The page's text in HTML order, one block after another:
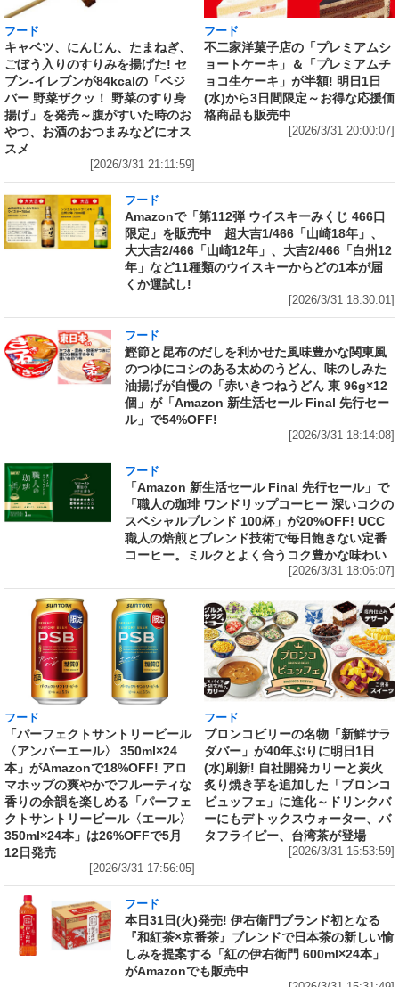
フード
キャベツ、にんじん、たまねぎ、
ごぼう入りのすりみを揚げた! セ
ブン‐イレブンが84kcalの「ベジ
バー 野菜ザクッ！ 野菜のすり身
揚げ」を発売～腹がすいた時のお
やつ、お酒のおつまみなどにオス
スメ
[2026/3/31 21:11:59]
フード
不二家洋菓子店の「プレミアムシ
ョートケーキ」＆「プレミアムチ
ョコ生ケーキ」が半額! 明日1日
(水)から3日間限定～お得な応援価
格商品も販売中
[2026/3/31 20:00:07]
フード
Amazonで「第112弾 ウイスキーみくじ 466口
限定」を販売中 超大吉1/466「山崎18年」、
大大吉2/466「山崎12年」、大吉2/466「白州12
年」など11種類のウイスキーからどの1本が届
くか運試し!
[2026/3/31 18:30:01]
フード
鰹節と昆布のだしを利かせた風味豊かな関東風
のつゆにコシのある太めのうどん、味のしみた
油揚げが自慢の「赤いきつねうどん 東 96g×12
個」が「Amazon 新生活セール Final 先行セー
ル」で54%OFF!
[2026/3/31 18:14:08]
フード
「Amazon 新生活セール Final 先行セール」で
「職人の珈琲 ワンドリップコーヒー 深いコクの
スペシャルブレンド 100杯」が20%OFF! UCC
職人の焙煎とブレンド技術で毎日飽きない定番
コーヒー。ミルクとよく合うコク豊かな味わい
[2026/3/31 18:06:07]
フード
「パーフェクトサントリービール
〈アンバーエール〉 350ml×24
本」がAmazonで18%OFF! アロ
マホップの爽やかでフルーティな
香りの余韻を楽しめる「パーフェ
クトサントリービール〈エール〉
350ml×24本」は26%OFFで5月
12日発売
[2026/3/31 17:56:05]
フード
ブロンコビリーの名物「新鮮サラ
ダバー」が40年ぶりに明日1日
(水)刷新! 自社開発カリーと炭火
炙り焼き芋を追加した「ブロンコ
ビュッフェ」に進化～ドリンクバ
ーにもデトックスウォーター、バ
タフライピー、台湾茶が登場
[2026/3/31 15:53:59]
フード
本日31日(火)発売! 伊右衛門ブランド初となる
『和紅茶×京番茶』ブレンドで日本茶の新しい愉
しみを提案する「紅の伊右衛門 600ml×24本」
がAmazonでも販売中